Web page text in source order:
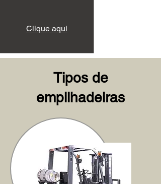
Clique aqui
Tipos de
empilhadeiras